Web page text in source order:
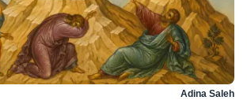
Adina Saleh